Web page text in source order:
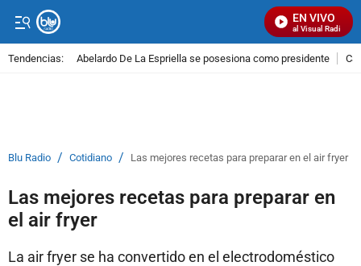
EN VIVO
Señal Visual Radio
Tendencias: Abelardo De La Espriella se posesiona como presidente
Blu Radio / Cotidiano / Las mejores recetas para preparar en el air fryer
Las mejores recetas para preparar en
el air fryer
La air fryer se ha convertido en el electrodoméstico